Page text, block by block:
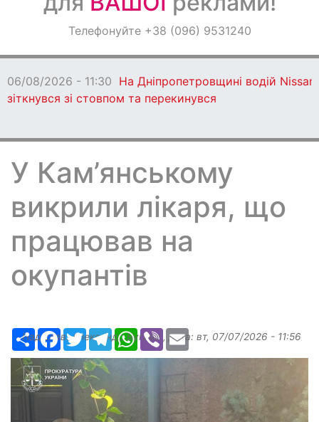
ОголошенняТелефонуйте +38 (096) 9531240
06/08/2026 - 11:30 На Дніпропетровщині водій Nissan
зіткнувся зі стовпом та перекинувся
У Кам’янському
викрили лікаря, що
працював на
окупантів
РесурсFacebook
TwitterTelegramWhatsApp
ViberEmail
Надіслав:Александр Бугаев , дата: вт, 07/07/2026 - 11:56